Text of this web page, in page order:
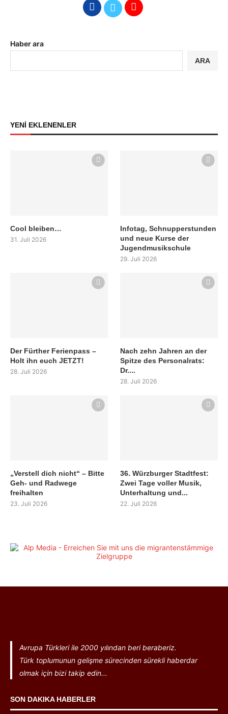
Haber ara
ARA
YENİ EKLENENLER
Cool bleiben…
31. Juli 2026
Infotag, Schnupperstunden
und neue Kurse der
Jugendmusikschule
29. Juli 2026
Der Fürther Ferienpass –
Holt ihn euch JETZT!
28. Juli 2026
Nach zehn Jahren an der
Spitze des Personalrats:
Dr....
28. Juli 2026
„Verstell dich nicht“ – Bitte
Geh- und Radwege
freihalten
23. Juli 2026
36. Würzburger Stadtfest:
Zwei Tage voller Musik,
Unterhaltung und...
22. Juli 2026
Avrupa Türkleri ile 2000 yılından beri beraberiz.
Türk toplumunun gelişme sürecinden sürekli haberdar
olmak için bizi takip edin...
SON DAKIKA HABERLER